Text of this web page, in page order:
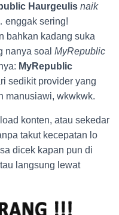
Haurgeulis naik
enggak sering!
bahkan kadang suka
nanya soal MyRepublic
MyRepublic
sedikit provider yang
manusiawi, wkwkwk.
konten, atau sekedar
takut kecepatan lo
dicek kapan pun di
langsung lewat